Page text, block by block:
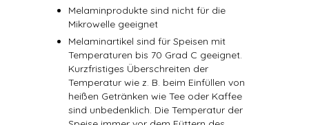
Melaminprodukte sind nicht für die
Mikrowelle geeignet
Melaminartikel sind für Speisen mit
Temperaturen bis 70 Grad C geeignet.
Kurzfristiges Überschreiten der
Temperatur wie z. B. beim Einfüllen von
heißen Getränken wie Tee oder Kaffee
sind unbedenklich. Die Temperatur der